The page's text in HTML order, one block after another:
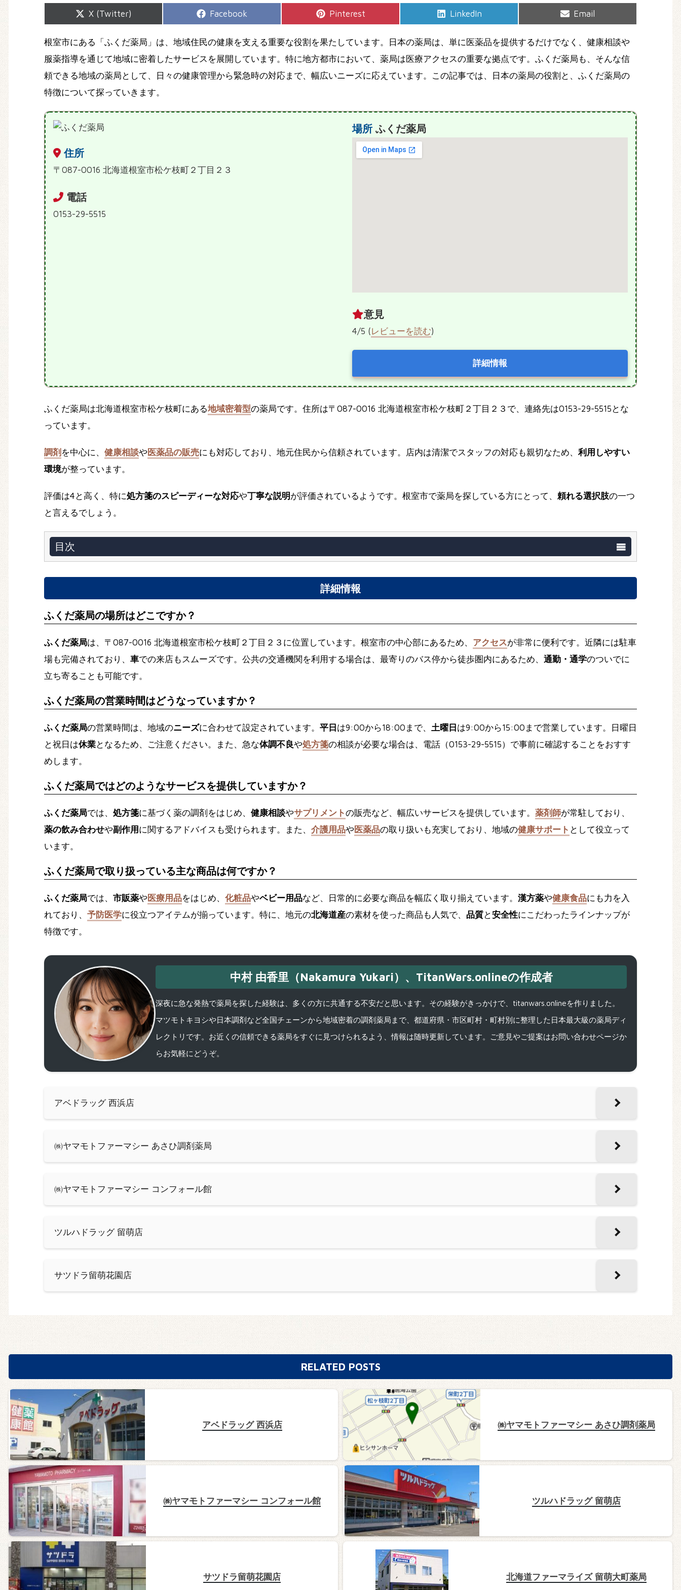
Share
X (Twitter)
Share
Facebook
Share
Pinterest
Share
LinkedIn
Share
Email
根室市にある「ふくだ薬局」は、地域住民の健康を支える重要な役割を果たしています。日本の薬局は、単に医薬品を提供するだけでなく、健康相談や
服薬指導を通じて地域に密着したサービスを展開しています。特に地方都市において、薬局は医療アクセスの重要な拠点です。ふくだ薬局も、そんな信
頼できる地域の薬局として、日々の健康管理から緊急時の対応まで、幅広いニーズに応えています。この記事では、日本の薬局の役割と、ふくだ薬局の
特徴について探っていきます。
住所
〒087-0016 北海道根室市松ケ枝町２丁目２３
電話
0153-29-5515
場所ふくだ薬局
意見
4/5 (レビューを読む)
詳細情報
ふくだ薬局は北海道根室市松ケ枝町にある地域密着型の薬局です。住所は〒087-0016 北海道根室市松ケ枝町２丁目２３で、連絡先は0153-29-5515とな
っています。
調剤 を中心に、 健康相談や医薬品の販売にも対応しており、地元住民から信頼されています。店内は清潔でスタッフの対応も親切なため、 利用しやすい
環境が整っています。
評価は4と高く、特に処方箋のスピーディーな対応や丁寧な説明が評価されているようです。根室市で薬局を探している方にとって、 頼れる選択肢の一つ
と言えるでしょう。
目次
詳細情報
ふくだ薬局の場所はどこですか？
ふくだ薬局は、〒087-0016 北海道根室市松ケ枝町２丁目２３に位置しています。根室市の中心部にあるため、 アクセスが非常に便利です。近隣には駐車
場も完備されており、 車での来店もスムーズです。公共の交通機関を利用する場合は、最寄りのバス停から徒歩圏内にあるため、 通勤・通学のついでに
立ち寄ることも可能です。
ふくだ薬局の営業時間はどうなっていますか？
ふくだ薬局の営業時間は、地域のニーズに合わせて設定されています。 平日は9:00から18:00まで、 土曜日は9:00から15:00まで営業しています。日曜日
と祝日は休業となるため、ご注意ください。また、急な体調不良や処方箋の相談が必要な場合は、電話（0153-29-5515）で事前に確認することをおすす
めします。
ふくだ薬局ではどのようなサービスを提供していますか？
ふくだ薬局では、 処方箋に基づく薬の調剤をはじめ、 健康相談やサプリメントの販売など、幅広いサービスを提供しています。 薬剤師が常駐しており、
薬の飲み合わせや副作用に関するアドバイスも受けられます。また、 介護用品や医薬品の取り扱いも充実しており、地域の健康サポート として役立って
います。
ふくだ薬局で取り扱っている主な商品は何ですか？
ふくだ薬局では、 市販薬や医療用品をはじめ、 化粧品やベビー用品など、日常的に必要な商品を幅広く取り揃えています。 漢方薬や健康食品にも力を入
れており、 予防医学に役立つアイテムが揃っています。特に、地元の北海道産の素材を使った商品も人気で、 品質と安全性にこだわったラインナップが
特徴です。
中村 由香里（Nakamura Yukari）、TitanWars.onlineの作成者
深夜に急な発熱で薬局を探した経験は、多くの方に共通する不安だと思います。その経験がきっかけで、titanwars.onlineを作りました。
マツモトキヨシや日本調剤など全国チェーンから地域密着の調剤薬局まで、都道府県・市区町村・町村別に整理した日本最大級の薬局ディ
レクトリです。お近くの信頼できる薬局をすぐに見つけられるよう、情報は随時更新しています。ご意見やご提案はお問い合わせページか
らお気軽にどうぞ。
アベドラッグ 西浜店
㈱ヤマモトファーマシー あさひ調剤薬局
㈱ヤマモトファーマシー コンフォール館
ツルハドラッグ 留萌店
サツドラ留萌花園店
RELATED POSTS
アベドラッグ 西浜店 ㈱ヤマモトファーマシー あさひ調剤薬局
㈱ヤマモトファーマシー コンフォール館 ツルハドラッグ 留萌店
サツドラ留萌花園店 北海道ファーマライズ 留萌大町薬局